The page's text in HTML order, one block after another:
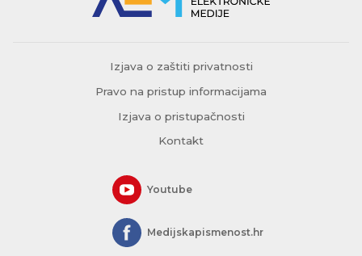
Izjava o zaštiti privatnosti
Pravo na pristup informacijama
Izjava o pristupačnosti
Kontakt
Youtube
Medijskapismenost.hr